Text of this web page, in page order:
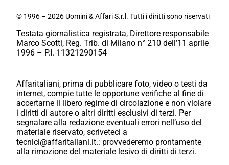
© 1996 – 2026 Uomini & Affari S.r.l. Tutti i diritti sono riservati
Testata giornalistica registrata, Direttore responsabile
Marco Scotti, Reg. Trib. di Milano n° 210 dell’11 aprile
1996 – P.I. 11321290154
Affaritaliani, prima di pubblicare foto, video o testi da
internet, compie tutte le opportune verifiche al fine di
accertarne il libero regime di circolazione e non violare
i diritti di autore o altri diritti esclusivi di terzi. Per
segnalare alla redazione eventuali errori nell’uso del
materiale riservato, scriveteci a
tecnici@affaritaliani.it.: provvederemo prontamente
alla rimozione del materiale lesivo di diritti di terzi.